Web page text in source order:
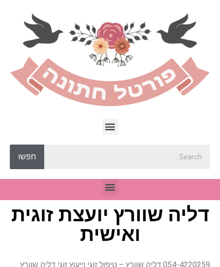
חפשו
דליה שוורץ יועצת זוגית
ואישית
054-4220259 דליה שוורץ – טיפול זוגי וייעוץ זוגי דליה שוורץ